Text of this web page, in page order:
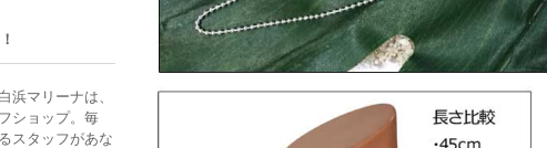
浜マリーナは、
ショップ。毎
スタッフがあな